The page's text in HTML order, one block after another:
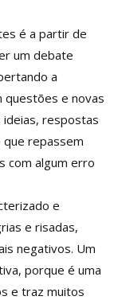
é a partir de
um debate
a
questões e novas
ideias, respostas
repassem
com algum erro
e
e risadas,
negativos. Um
porque é uma
e traz muitos